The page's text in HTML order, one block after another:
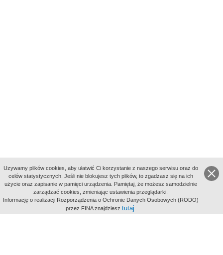
aktywności
Uzywamy plików cookies, aby ułatwić Ci korzystanie z naszego serwisu oraz do
celów statystycznych. Jeśli nie blokujesz tych plików, to zgadzasz się na ich
użycie oraz zapisanie w pamięci urządzenia. Pamiętaj, że możesz samodzielnie
zarządzać cookies, zmieniając ustawienia przeglądarki.
Informację o realizacji Rozporządzenia o Ochronie Danych Osobowych (RODO)
przez FINA znajdziesz tutaj